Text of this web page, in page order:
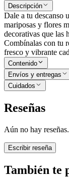
Descripción
Dale a tu descanso
mariposas y flores
decorativas que las
Combínalas con tu
fresco y vibrante
Contenido
Envíos y entregas
Cuidados
Reseñas
Aún no hay
Escribir reseña
También te